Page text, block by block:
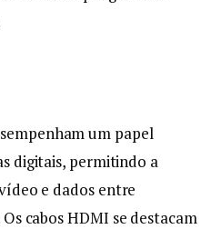
um papel
digitais, permitindo a
e dados entre
cabos HDMI se destacam